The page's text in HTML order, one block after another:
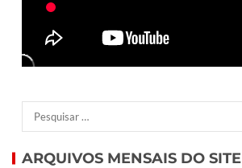
ARQUIVOS MENSAIS DO SITE